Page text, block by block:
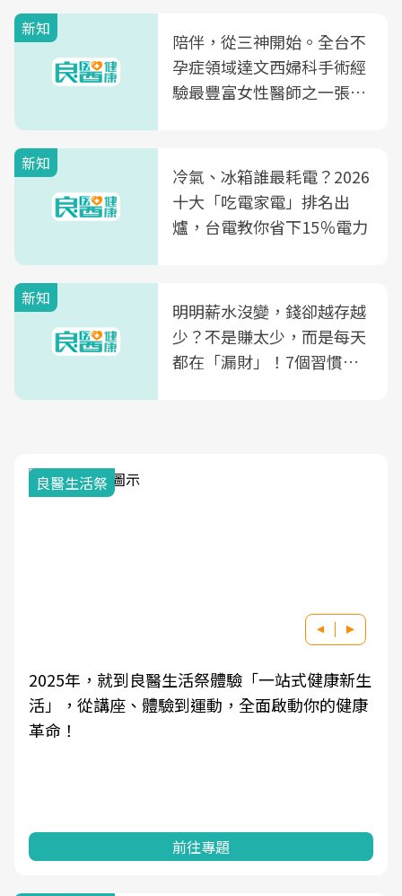
新知
陪伴，從三神開始。全台不
孕症領域達文西婦科手術經
驗最豐富女性醫師之一張永
光田醫院建構360度女性健
康照護生態圈
新知
冷氣、冰箱誰最耗電？2026
十大「吃電家電」排名出
爐，台電教你省下15％電力
新知
明明薪水沒變，錢卻越存越
少？不是賺太少，而是每天
都在「漏財」！7個習慣一
良醫生活祭
2025年，就到良醫生活祭體驗「一站式健康新生
活」，從講座、體驗到運動，全面啟動你的健康
革命！
前往專題